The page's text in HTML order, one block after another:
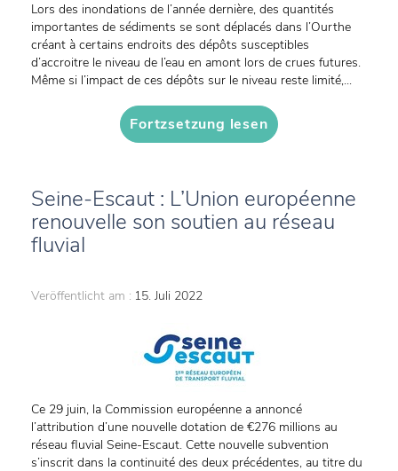
Lors des inondations de l’année dernière, des quantités
importantes de sédiments se sont déplacés dans l’Ourthe
créant à certains endroits des dépôts susceptibles
d’accroitre le niveau de l’eau en amont lors de crues futures.
Même si l’impact de ces dépôts sur le niveau reste limité,...
Fortzsetzung lesen
Seine-Escaut : L’Union européenne
renouvelle son soutien au réseau
fluvial
Veröffentlicht am : 15. Juli 2022
Ce 29 juin, la Commission européenne a annoncé
l’attribution d’une nouvelle dotation de €276 millions au
réseau fluvial Seine-Escaut. Cette nouvelle subvention
s’inscrit dans la continuité des deux précédentes, au titre du